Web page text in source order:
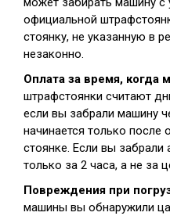
официальной
стоянку, не указанную в
незаконно.
Оплата за время, когда
штрафстоянки считают
если вы забрали машину
начинается только
стоянке. Если вы забрали
только за 2 часа, а не за
Повреждения при
машины вы обнаружили